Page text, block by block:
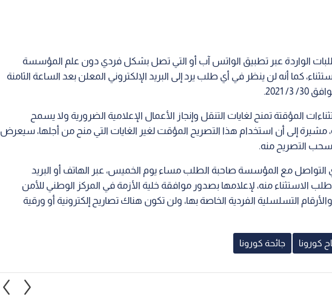
الواردة عبر تطبيق الواتس آب أو التي تصل بشكل فردي دون علم المؤسسة
كما أنه لن ينظر في أي طلب يرد إلى البريد الإلكتروني المعلن بعد الساعة الثامنة
2021.
المؤقتة تمنح لغايات التنقل وإنجاز الأعمال الإعلامية الضرورية ولا يسمح
مشيرة إلى أن استخدام هذا التصريح المؤقت لغير الغايات التي منح من أجلها، سيعرض
التصريح منه.
التواصل مع المؤسسة صاحبة الطلب مساء يوم الخميس، عبر الهاتف أو البريد
الاستثناء منه، لإعلامها بصدور موافقة خلية الأزمة في المركز الوطني للأمن
التسلسلية الفردية الخاصة بها، ولن تكون هناك تصاريح إلكترونية أو ورقية
كورونا جائحة كورونا